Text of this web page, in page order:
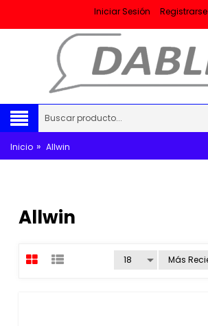
Iniciar Sesión Registrarse
Inicio » Allwin
Allwin